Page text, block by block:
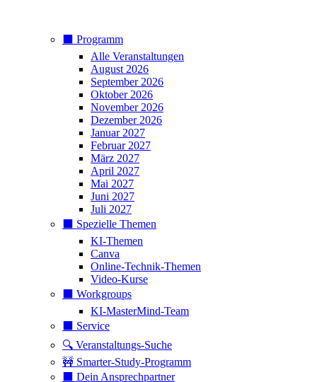
⬛️ Programm
Alle Veranstaltungen
August 2026
September 2026
Oktober 2026
November 2026
Dezember 2026
Januar 2027
Februar 2027
März 2027
April 2027
Mai 2027
Juni 2027
Juli 2027
⬛️ Spezielle Themen
KI-Themen
Canva
Online-Technik-Themen
Video-Kurse
⬛️ Workgroups
KI-MasterMind-Team
⬛️ Service
🔍 Veranstaltungs-Suche
🚧 Smarter-Study-Programm
⬛️ Dein Ansprechpartner